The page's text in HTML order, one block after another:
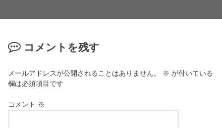
コメントを残す
メールアドレスが公開されることはありません。 ※ が付いている
欄は必須項目です
コメント ※